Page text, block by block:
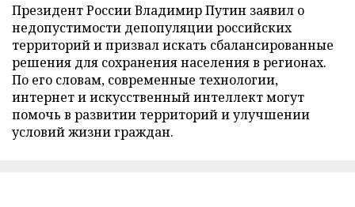
Президент России Владимир Путин заявил о
недопустимости депопуляции российских
территорий и призвал искать сбалансированные
решения для сохранения населения в регионах.
По его словам, современные технологии,
интернет и искусственный интеллект могут
помочь в развитии территорий и улучшении
условий жизни граждан.